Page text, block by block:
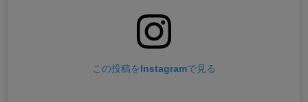
この投稿をInstagramで見る